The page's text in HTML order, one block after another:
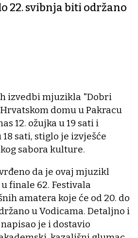
22. svibnja biti održano
izvedbi mjuzikla "Dobri
domu u Pakracu
12. ožujka u 19 sati i
18 sati, stiglo je izvješće
sabora kulture.
da je ovaj mjuzikl
finale 62. Festivala
amatera koje će od 20. do
u Vodicama. Detaljno i
je i dostavio